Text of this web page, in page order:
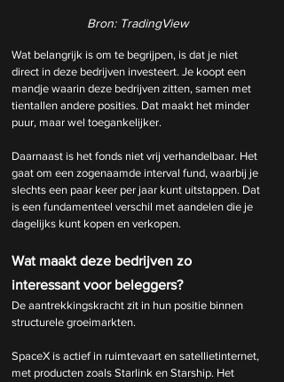
Bron: TradingView
Wat belangrijk is om te begrijpen, is dat je niet
direct in deze bedrijven investeert. Je koopt een
mandje waarin deze bedrijven zitten, samen met
tientallen andere posities. Dat maakt het minder
puur, maar wel toegankelijker.
Daarnaast is het fonds niet vrij verhandelbaar. Het
gaat om een zogenaamde interval fund, waarbij je
slechts een paar keer per jaar kunt uitstappen. Dat
is een fundamenteel verschil met aandelen die je
dagelijks kunt kopen en verkopen.
Wat maakt deze bedrijven zo
interessant voor beleggers?
De aantrekkingskracht zit in hun positie binnen
structurele groeimarkten.
SpaceX is actief in ruimtevaart en satellietinternet,
met producten zoals Starlink en Starship. Het